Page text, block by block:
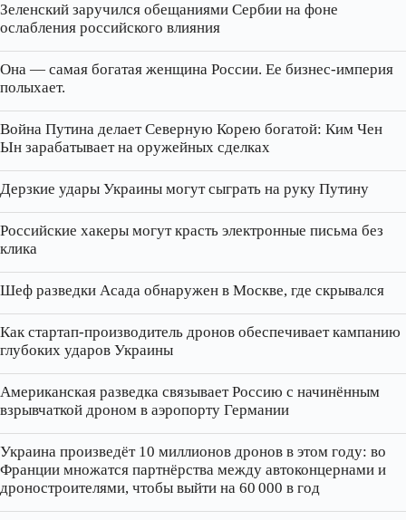
Зеленский заручился обещаниями Сербии на фоне
ослабления российского влияния
Она — самая богатая женщина России. Ее бизнес‑империя
полыхает.
Война Путина делает Северную Корею богатой: Ким Чен
Ын зарабатывает на оружейных сделках
Дерзкие удары Украины могут сыграть на руку Путину
Российские хакеры могут красть электронные письма без
клика
Шеф разведки Асада обнаружен в Москве, где скрывался
Как стартап‑производитель дронов обеспечивает кампанию
глубоких ударов Украины
Американская разведка связывает Россию с начинённым
взрывчаткой дроном в аэропорту Германии
Украина произведёт 10 миллионов дронов в этом году: во
Франции множатся партнёрства между автоконцернами и
дроностроителями, чтобы выйти на 60 000 в год